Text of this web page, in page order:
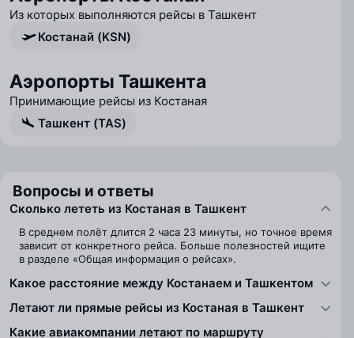
Из которых выполняются рейсы в Ташкент
Костанай (KSN)
Аэропорты Ташкента
Принимающие рейсы из Костаная
Ташкент (TAS)
Вопросы и ответы
Сколько лететь из Костаная в Ташкент
В среднем полёт длится 2 часа 23 минуты, но точное время
зависит от конкретного рейса. Больше полезностей ищите
в разделе «Общая информация о рейсах».
Какое расстояние между Костанаем и Ташкентом
Летают ли прямые рейсы из Костаная в Ташкент
Какие авиакомпании летают по маршруту